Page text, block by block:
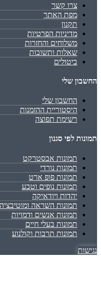
צרו קשר
מפת האתר
תקנון
מדיניות הפרטיות
משלוחים והחזרות
שאלות ותשובות
ביטולים
החשבון שלי
החשבון שלי
היסטוריית ההזמנות
רשימת תפוצה
תמונות לפי סגנון
תמונות אבסטרקט
תמונות נורדי
תמונות פופ ארט
תמונות נופים וטבע
יהדות ויודאיקה
תמונות השראה ומוטיבציה
תמונות אנשים ודמויות
תמונות בעלי חיים
תמונות תרבות וקולנוע
נגישות